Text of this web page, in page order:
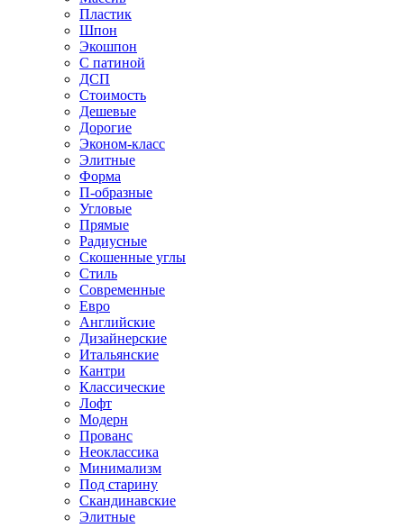
Пластик
Шпон
Экошпон
С патиной
ДСП
Стоимость
Дешевые
Дорогие
Эконом-класс
Элитные
Форма
П-образные
Угловые
Прямые
Радиусные
Скошенные углы
Стиль
Современные
Евро
Английские
Дизайнерские
Итальянские
Кантри
Классические
Лофт
Модерн
Прованс
Неоклассика
Минимализм
Под старину
Скандинавские
Элитные